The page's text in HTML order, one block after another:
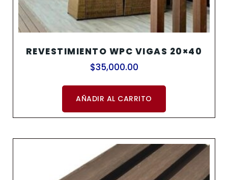
REVESTIMIENTO WPC VIGAS 20×40
$35,000.00
AÑADIR AL CARRITO